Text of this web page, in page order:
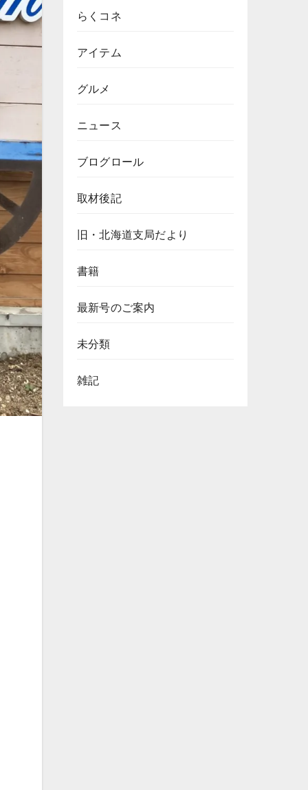
らくコネ
アイテム
グルメ
ニュース
ブログロール
取材後記
旧・北海道支局だより
書籍
最新号のご案内
未分類
雑記